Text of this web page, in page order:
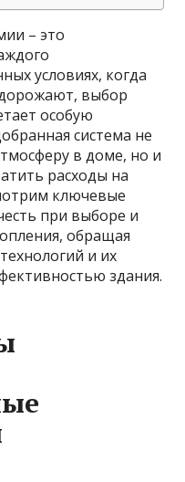
– это
условиях, когда
выбор
особую
система не
в доме, но и
расходы на
ключевые
при выборе и
обращая
и их
здания.